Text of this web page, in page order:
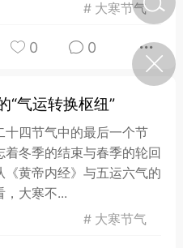
肺清瘟膏】
膏】？
） 2
# 大寒节气
0 0
“气运转换枢纽”
十四节气中的最后一个节
着冬季的结束与春季的轮回
《黄帝内经》与五运六气的
，大寒不...
# 大寒节气